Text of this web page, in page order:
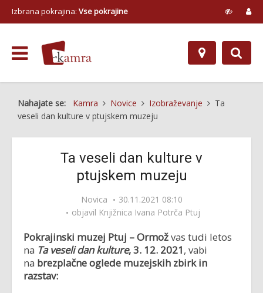
Izbrana pokrajina: Vse pokrajine
Nahajate se: Kamra Novice Izobraževanje
Ta
veseli dan kulture v ptujskem muzeju
Ta veseli dan kulture v
ptujskem muzeju
Novica
30.11.2021 08:10
objavil Knjižnica Ivana Potrča Ptuj
Pokrajinski muzej Ptuj – Ormožvas tudi letos
na Ta veseli dan kulture,3. 12. 2021, vabi
na brezplačne oglede muzejskih zbirk in
razstav: